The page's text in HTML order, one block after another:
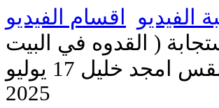
الفيديو
اقسام الفيديو
( القدوه في البيت
المسيحي ) مع الاخت رفقه بخيت والقس امجد خليل 17 يوليو
2025